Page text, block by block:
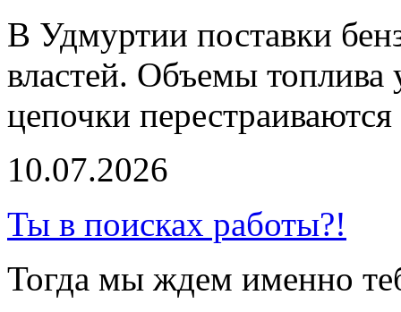
В Удмуртии поставки
властей. Объемы топлива
цепочки
10.07.2026
Ты в поисках работы?!
Тогда мы ждем именно